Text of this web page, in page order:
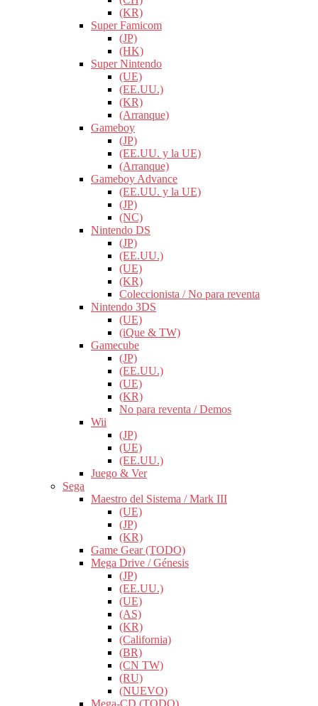
(KR)
Super Famicom
(JP)
(HK)
Super Nintendo
(UE)
(EE.UU.)
(KR)
(Arranque)
Gameboy
(JP)
(EE.UU. y la UE)
(Arranque)
Gameboy Advance
(EE.UU. y la UE)
(JP)
(NC)
Nintendo DS
(JP)
(EE.UU.)
(UE)
(KR)
Coleccionista / No para reventa
Nintendo 3DS
(UE)
(iQue & TW)
Gamecube
(JP)
(EE.UU.)
(UE)
(KR)
No para reventa / Demos
Wii
(JP)
(UE)
(EE.UU.)
Juego & Ver
Sega
Maestro del Sistema / Mark III
(UE)
(JP)
(KR)
Game Gear (TODO)
Mega Drive / Génesis
(JP)
(EE.UU.)
(UE)
(AS)
(KR)
(California)
(BR)
(CN TW)
(RU)
(NUEVO)